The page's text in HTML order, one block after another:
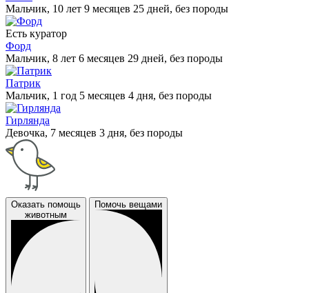
Мальчик, 10 лет 9 месяцев 25 дней, без породы
Есть куратор
Форд
Мальчик, 8 лет 6 месяцев 29 дней, без породы
Патрик
Мальчик, 1 год 5 месяцев 4 дня, без породы
Гирлянда
Девочка, 7 месяцев 3 дня, без породы
Оказать помощь
животным
Помочь вещами